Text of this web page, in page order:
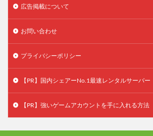
広告掲載について
お問い合わせ
プライバシーポリシー
【PR】国内シェアーNo.1最速レンタルサーバー
【PR】強いゲームアカウントを手に入れる方法